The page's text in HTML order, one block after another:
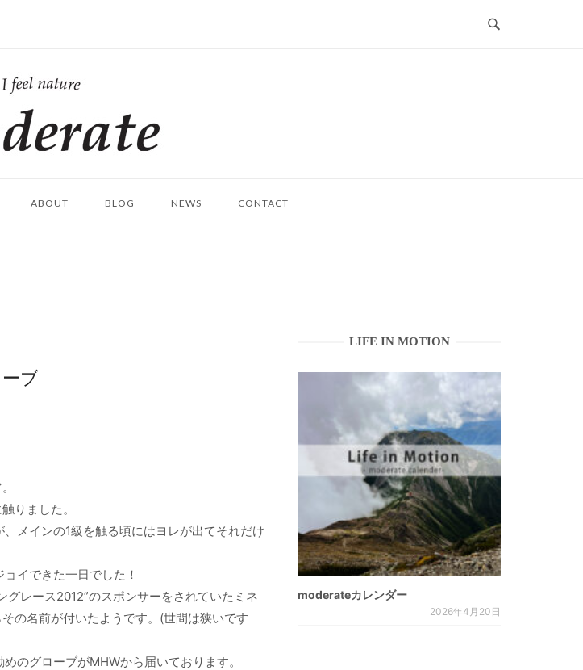
ム
ABOUT BLOG NEWS CONTACT
ブ
りました。
メインの1級を触る頃にはヨレが出てそれだけ
イできた一日でした！
グレース2012”のスポンサーをされていたミネ
の名前が付いたようです。(世間は狭いです
のグローブがMHWから届いております。
LIFE IN MOTION
moderateカレンダー
2026年4月20日